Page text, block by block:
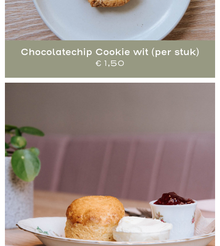
Chocolatechip Cookie wit (per stuk)
€ 1,50